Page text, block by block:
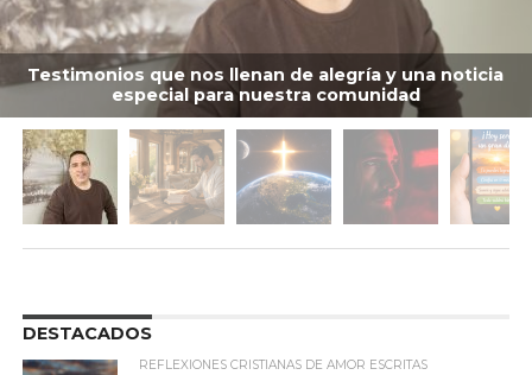
Testimonios que nos llenan de alegría y una noticia
especial para nuestra comunidad
DESTACADOS
REFLEXIONES CRISTIANAS DE AMOR ESCRITAS